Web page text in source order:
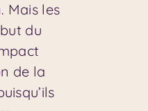
Mais les
du
de la